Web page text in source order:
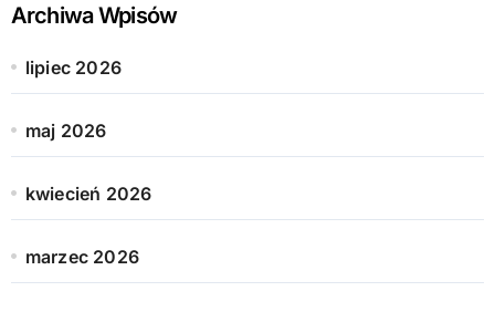
Archiwa Wpisów
lipiec 2026
maj 2026
kwiecień 2026
marzec 2026